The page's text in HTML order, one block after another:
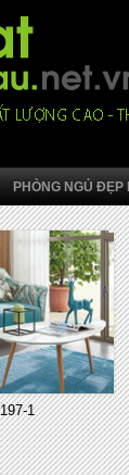
PHÒNG NGỦ ĐẸP